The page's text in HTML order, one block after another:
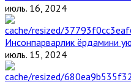
июль. 16, 2024
Инсонпарварлик ёрдамини
июль. 15, 2024